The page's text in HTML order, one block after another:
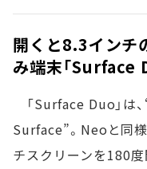
開くと8.3インチ
み端末「Surface
「Surface Duo」は
Surface”。Neoと同
チスクリーンを180